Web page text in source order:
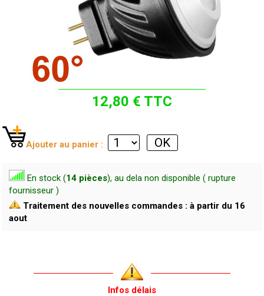
12,80 € TTC
Ajouter au panier :
En stock (14 pièces), au dela non disponible ( rupture
fournisseur )
Traitement des nouvelles commandes : à partir du 16
aout
Infos délais